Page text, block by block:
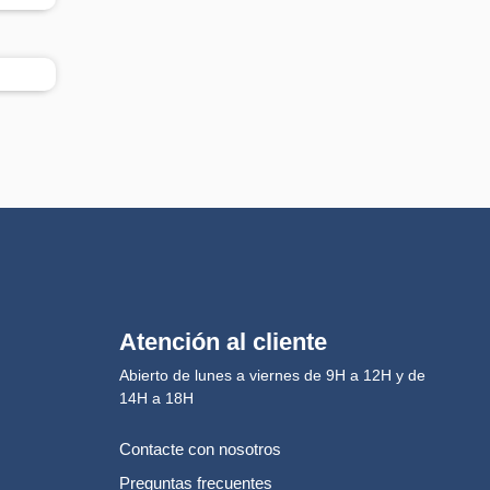
Atención al cliente
Abierto de lunes a viernes de 9H a 12H y de
14H a 18H
Contacte con nosotros
Preguntas frecuentes